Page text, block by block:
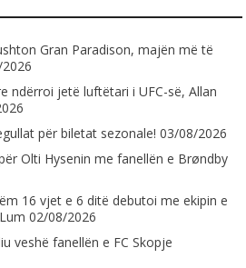
Gran Paradison, majën më të
ndërroi jetë luftëtari i UFC-së, Allan
për biletat sezonale! 03/08/2026
Olti Hysenin me fanellën e Brøndby
16 vjet e 6 ditë debutoi me ekipin e
02/08/2026
veshë fanellën e FC Skopje